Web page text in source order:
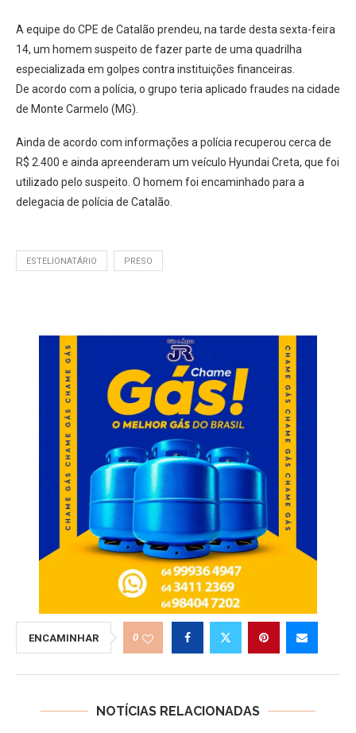
A equipe do CPE de Catalão prendeu, na tarde desta sexta-feira
14, um homem suspeito de fazer parte de uma quadrilha
especializada em golpes contra instituições financeiras.
De acordo com a polícia, o grupo teria aplicado fraudes na cidade
de Monte Carmelo (MG).
Ainda de acordo com informações a polícia recuperou cerca de
R$ 2.400 e ainda apreenderam um veículo Hyundai Creta, que foi
utilizado pelo suspeito. O homem foi encaminhado para a
delegacia de polícia de Catalão.
ESTELIONATÁRIO PRESO
ENCAMINHAR 0
NOTÍCIAS RELACIONADAS